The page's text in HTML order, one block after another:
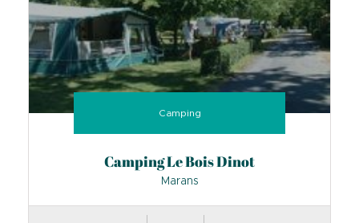
Camping
Camping Le Bois Dinot
Marans